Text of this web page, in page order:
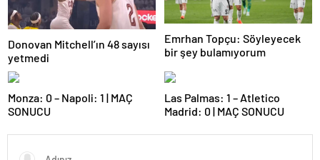
Donovan Mitchell’ın 48 sayısı
yetmedi
Emrhan Topçu: Söyleyecek
bir şey bulamıyorum
Monza: 0 – Napoli: 1 | MAÇ
SONUCU
Las Palmas: 1 – Atletico
Madrid: 0 | MAÇ SONUCU